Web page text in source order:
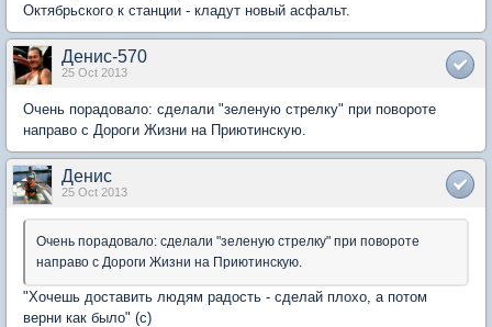
Октябрьского к станции - кладут новый асфальт.
Денис-570
25 Oct 2013
Очень порадовало: сделали "зеленую стрелку" при повороте
направо с Дороги Жизни на Приютинскую.
Денис
25 Oct 2013
Очень порадовало: сделали "зеленую стрелку" при повороте
направо с Дороги Жизни на Приютинскую.
"Хочешь доставить людям радость - сделай плохо, а потом
верни как было" (с)